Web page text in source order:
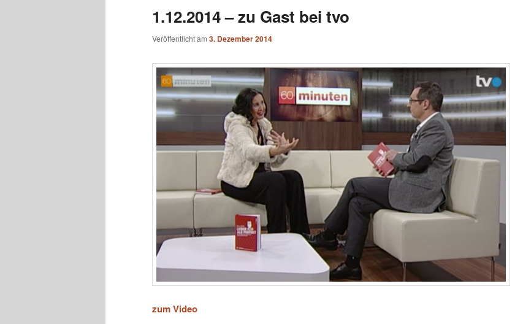
1.12.2014 – zu Gast bei tvo
Veröffentlicht am 3. Dezember 2014
zum Video